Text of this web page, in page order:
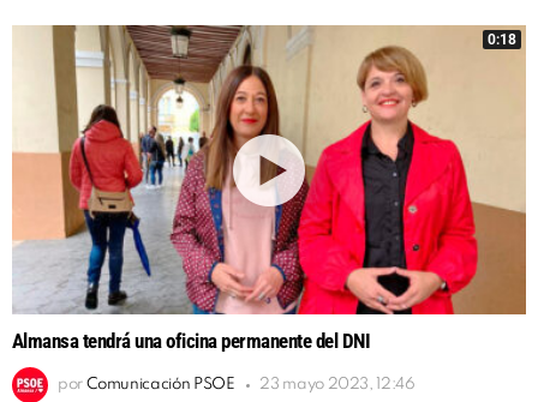
0:18
Almansa tendrá una oficina permanente del DNI
por Comunicación PSOE 23 mayo 2023, 12:46